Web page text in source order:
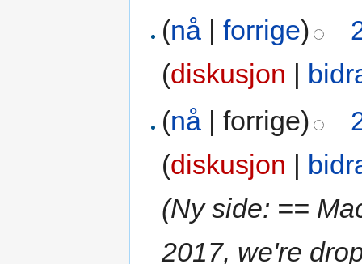
(nå |forrige)
(diskusjon |
(nå | forrige)
(diskusjon |
(Ny side: ==
2017, we're